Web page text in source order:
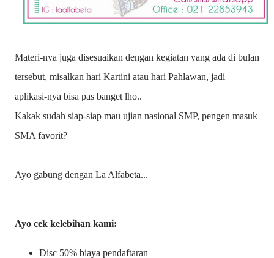
Materi-nya juga disesuaikan dengan kegiatan yang ada di bulan
tersebut, misalkan hari Kartini atau hari Pahlawan, jadi
aplikasi-nya bisa pas banget lho..
Kakak sudah siap-siap mau ujian nasional SMP, pengen masuk
SMA favorit?
Ayo gabung dengan La Alfabeta...
Ayo cek kelebihan kami:
Disc 50% biaya pendaftaran